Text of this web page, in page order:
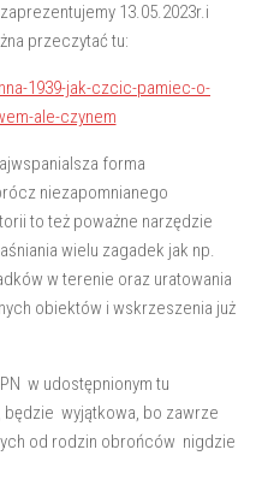
13.05.2023r.i
przeczytać tu:
1939-jak-czcic-pamiec-o-
ale-czynem
forma
niezapomnianego
to też poważne narzędzie
wielu zagadek jak np.
w terenie oraz uratowania
obiektów i wskrzeszenia już
w udostępnionym tu
będzie wyjątkowa, bo zawrze
od rodzin obrońców nigdzie